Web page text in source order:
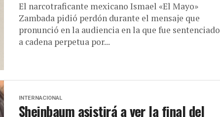
El narcotraficante mexicano Ismael «El Mayo»
Zambada pidió perdón durante el mensaje que
pronunció en la audiencia en la que fue sentenciado
a cadena perpetua por...
INTERNACIONAL
Sheinbaum asistirá a ver la final del